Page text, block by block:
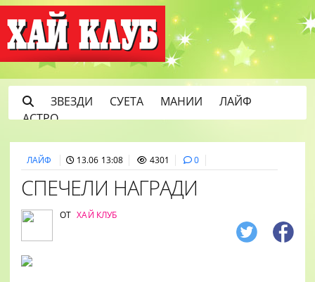
ЗВЕЗДИ СУЕТА МАНИИ
ЛАЙФ
АСТРО
ЛАЙФ 13.06 13:08 4301 0
СПЕЧЕЛИ НАГРАДИ
ОТ ХАЙ КЛУБ